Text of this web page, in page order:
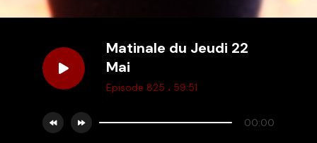
Matinale du Jeudi 22
Mai
Episode 825 . 59:51
00:00